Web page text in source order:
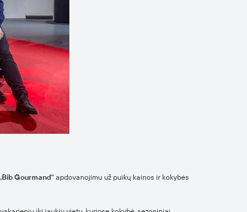
Gourmand“ apdovanojimu už puikų kainos ir kokybės